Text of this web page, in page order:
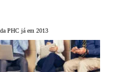
PHC já em 2013